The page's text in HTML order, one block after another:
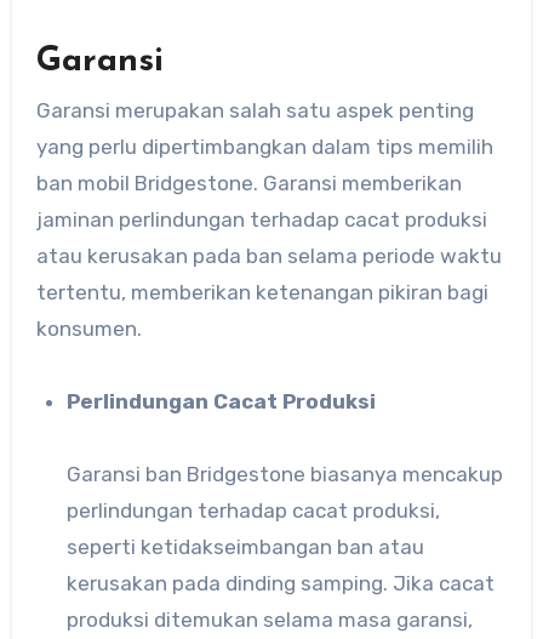
Garansi
Garansi merupakan salah satu aspek penting
yang perlu dipertimbangkan dalam tips memilih
ban mobil Bridgestone. Garansi memberikan
jaminan perlindungan terhadap cacat produksi
atau kerusakan pada ban selama periode waktu
tertentu, memberikan ketenangan pikiran bagi
konsumen.
Perlindungan Cacat Produksi
Garansi ban Bridgestone biasanya mencakup
perlindungan terhadap cacat produksi,
seperti ketidakseimbangan ban atau
kerusakan pada dinding samping. Jika cacat
produksi ditemukan selama masa garansi,